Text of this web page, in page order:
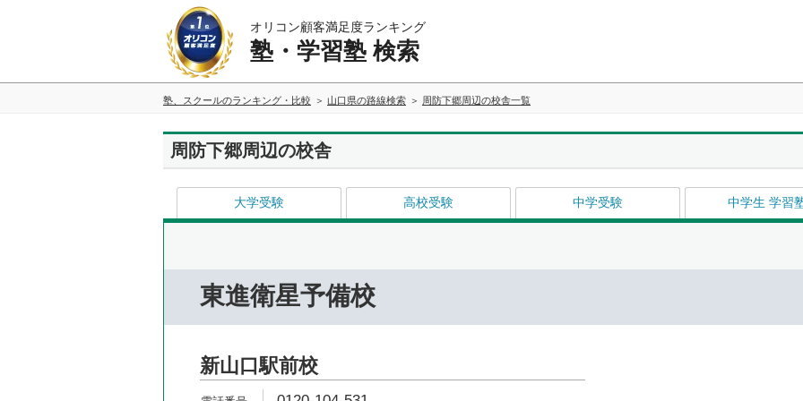
オリコン顧客満足度ランキング
塾・学習塾 検索
塾、スクールのランキング・比較 山口県の路線検索 周防下郷周辺の校舎一覧
周防下郷周辺の校舎
大学受験 高校受験 中学受験 中学生 学習
東進衛星予備校
新山口駅前校